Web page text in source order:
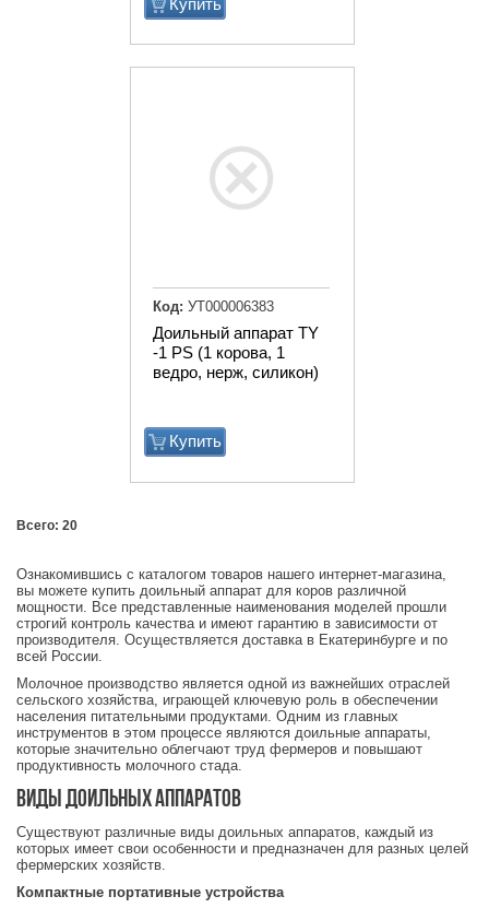
Доильный аппарат TY
-1 PS (1 корова, 1
ведро, нерж, силикон)
Купить
Код: УТ000006383
Всего: 20
Ознакомившись с каталогом товаров нашего интернет-магазина,
вы можете купить доильный аппарат для коров различной
мощности. Все представленные наименования моделей прошли
строгий контроль качества и имеют гарантию в зависимости от
производителя. Осуществляется доставка в Екатеринбурге и по
всей России.
Молочное производство является одной из важнейших отраслей
сельского хозяйства, играющей ключевую роль в обеспечении
населения питательными продуктами. Одним из главных
инструментов в этом процессе являются доильные аппараты,
которые значительно облегчают труд фермеров и повышают
продуктивность молочного стада.
Виды доильных аппаратов
Существуют различные виды доильных аппаратов, каждый из
которых имеет свои особенности и предназначен для разных целей
фермерских хозяйств.
Компактные портативные устройства